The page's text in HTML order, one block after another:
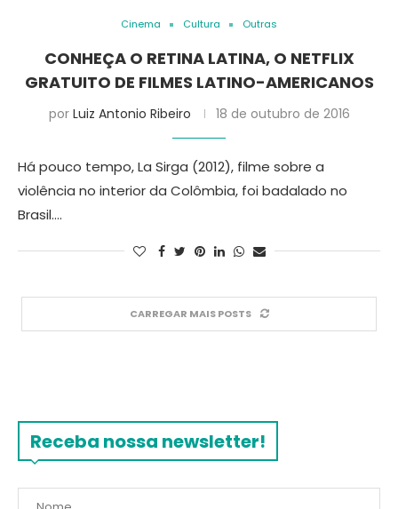
Cinema Cultura Outras
CONHEÇA O RETINA LATINA, O NETFLIX
GRATUITO DE FILMES LATINO-AMERICANOS
por Luiz Antonio Ribeiro 18 de outubro de 2016
Há pouco tempo, La Sirga (2012), filme sobre a
violência no interior da Colômbia, foi badalado no
Brasil.…
CARREGAR MAIS POSTS
Receba nossa newsletter!